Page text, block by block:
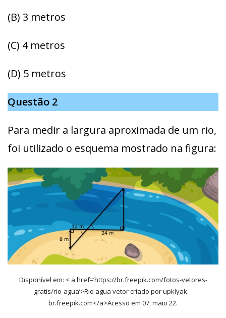
(B) 3 metros
(C) 4 metros
(D) 5 metros
Questão 2
Para medir a largura aproximada de um rio,
foi utilizado o esquema mostrado na figura:
Disponível em: < a href=’https://br.freepik.com/fotos-vetores-
gratis/rio-agua’>Rio agua vetor criado por upklyak –
br.freepik.com</a>Acesso em 07, maio 22.